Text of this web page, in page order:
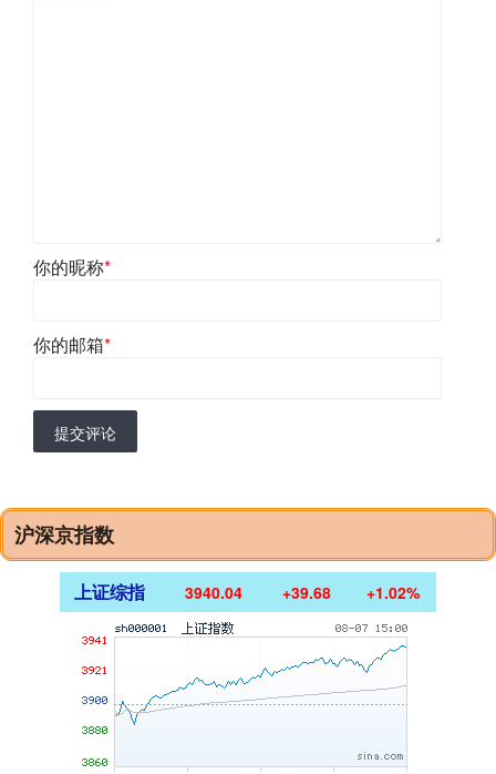
你的昵称*
你的邮箱*
提交评论
沪深京指数
上证综指 3940.04 +39.68 +1.02%